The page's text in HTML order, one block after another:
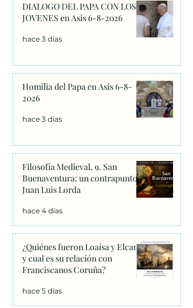
DIALOGO DEL PAPA CON LOS
JOVENES en Asis 6-8-2026
hace 3 días
Homilia del Papa en Asis 6-8-
2026
hace 3 días
Filosofía Medieval, 9. San
Buenaventura: un contrapunto.
Juan Luis Lorda
hace 4 días
¿Quiénes fueron Loaísa y Elcano
y cual es su relación con
Franciscanos Coruña?
hace 5 días